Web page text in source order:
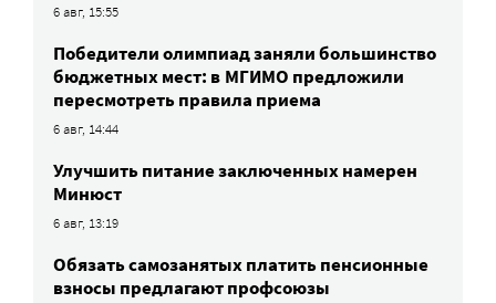
6 авг, 15:55
Победители олимпиад заняли большинство
бюджетных мест: в МГИМО предложили
пересмотреть правила приема
6 авг, 14:44
Улучшить питание заключенных намерен
Минюст
6 авг, 13:19
Обязать самозанятых платить пенсионные
взносы предлагают профсоюзы